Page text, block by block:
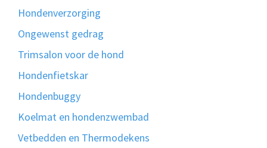
Hondenverzorging
Ongewenst gedrag
Trimsalon voor de hond
Hondenfietskar
Hondenbuggy
Koelmat en hondenzwembad
Vetbedden en Thermodekens